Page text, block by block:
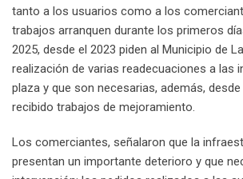
tanto a los usuarios como a los
trabajos arranquen durante los primeros
2025, desde el 2023 piden al Municipio de
realización de varias readecuaciones a las
plaza y que son necesarias, además,
recibido trabajos de mejoramiento.
Los comerciantes, señalaron que la
presentan un importante deterioro y que